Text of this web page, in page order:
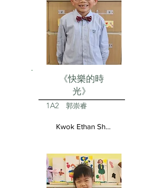
《快樂的時
光》
1A2 郭崇睿
Kwok Ethan Shun Yui